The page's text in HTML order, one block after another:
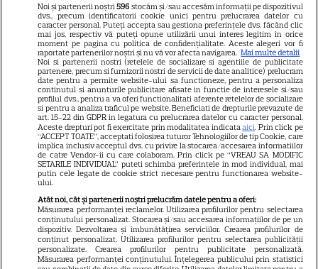
ALTE ARTICOLE
INTERESANTE
VEDETE STRĂINE
Ryan Gosling este noul Ghost
Rider din Universul Marvel.
Anunțul făcut la Comic-Con i-
Noi și partenerii noștri596 stocăm și/sau accesăm informații pe dispozitivul
dvs., precum identificatorii cookie unici pentru prelucrarea datelor cu
caracter personal. Puteți accepta sau gestiona preferințele dvs. făcând clic
mai jos, respectiv vă puteți opune utilizării unui interes legitim în orice
moment pe pagina cu politica de confidențialitate. Aceste alegeri vor fi
raportate partenerilor noștri și nu vă vor afecta navigarea. Mai multe detalii
Noi si partenerii nostri (retelele de socializare si agentiile de publicitate
partenere, precum si furnizorii nostri de servicii de date analitice) prelucram
date pentru a permite website-ului sa functioneze, pentru a personaliza
continutul si anunturile publicitare afisate in functie de interesele si/sau
profilul dvs., pentru a va oferi functionalitati aferente retelelor de socializare
si pentru a analiza traficul pe website. Beneficiati de drepturile prevazute de
art. 15-22 din GDPR in legatura cu prelucrarea datelor cu caracter personal.
Aceste drepturi pot fi exercitate prin modalitatea indicataaici. Prin click pe
“ACCEPT TOATE”, acceptati folosirea tuturor Tehnologiilor de tip Cookie, care
implica inclusiv acceptul dvs. cu privire la stocarea/accesarea informatiilor
de catre Vendor-ii cu care colaboram. Prin click pe “VREAU SA MODIFIC
SETARILE INDIVIDUAL” puteti schimba preferintele in mod individual, mai
putin cele legate de cookie strict necesare pentru functionarea website-
ului.
Atât noi, cât și partenerii noștri prelucrăm datele pentru a oferi:
Măsurarea performanței reclamelor. Utilizarea profilurilor pentru selectarea
conținutului personalizat. Stocarea și/sau accesarea informațiilor de pe un
dispozitiv. Dezvoltarea și îmbunătățirea serviciilor. Crearea profilurilor de
conținut personalizat. Utilizarea profilurilor pentru selectarea publicității
personalizate. Crearea profilurilor pentru publicitate personalizată.
Măsurarea performanței conținutului. Înțelegerea publicului prin statistici